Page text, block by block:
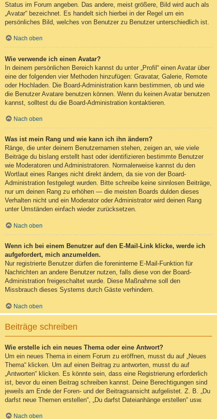
Status im Forum angeben. Das andere, meist größere, Bild wird auch als
„Avatar“ bezeichnet. Es handelt sich hierbei in der Regel um ein
persönliches Bild, welches von Benutzer zu Benutzer unterschiedlich ist.
Nach oben
Wie verwende ich einen Avatar?
In deinem persönlichen Bereich kannst du unter „Profil“ einen Avatar über
eine der folgenden vier Methoden hinzufügen: Gravatar, Galerie, Remote
oder Hochladen. Die Board-Administration kann bestimmen, ob und wie
die Benutzer Avatare benutzen können. Wenn du keinen Avatar benutzen
kannst, solltest du die Board-Administration kontaktieren.
Nach oben
Was ist mein Rang und wie kann ich ihn ändern?
Ränge, die unter deinem Benutzernamen stehen, zeigen an, wie viele
Beiträge du bislang erstellt hast oder identifizieren bestimmte Benutzer
wie Moderatoren und Administratoren. Normalerweise kannst du den
Wortlaut eines Ranges nicht direkt ändern, da sie von der Board-
Administration festgelegt wurden. Bitte schreibe keine sinnlosen Beiträge,
nur um deinen Rang zu erhöhen — die meisten Boards dulden dieses
Verhalten nicht und ein Moderator oder Administrator wird deinen Rang
unter Umständen einfach wieder zurücksetzen.
Nach oben
Wenn ich bei einem Benutzer auf den E-Mail-Link klicke, werde ich
aufgefordert, mich anzumelden.
Nur registrierte Benutzer dürfen die foreninterne E-Mail-Funktion für
Nachrichten an andere Benutzer nutzen, falls diese von der Board-
Administration freigeschaltet wurde. Diese Maßnahme soll den
Missbrauch dieses Systems durch Gäste verhindern.
Nach oben
Beiträge schreiben
Wie erstelle ich ein neues Thema oder eine Antwort?
Um ein neues Thema in einem Forum zu eröffnen, musst du auf „Neues
Thema“ klicken. Um auf einen Beitrag zu antworten, musst du auf
„Antworten“ klicken. Es könnte sein, dass eine Registrierung erforderlich
ist, bevor du einen Beitrag schreiben kannst. Deine Berechtigungen sind
jeweils am Ende der Foren- und der Beitragsansicht aufgelistet. Z. B. „Du
darfst neue Themen erstellen“, „Du darfst Dateianhänge erstellen“ usw.
Nach oben